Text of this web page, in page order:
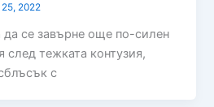
2022
да се завърне още по-силен
след тежката контузия,
с